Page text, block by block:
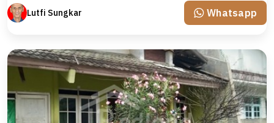
Lutfi Sungkar Whatsapp